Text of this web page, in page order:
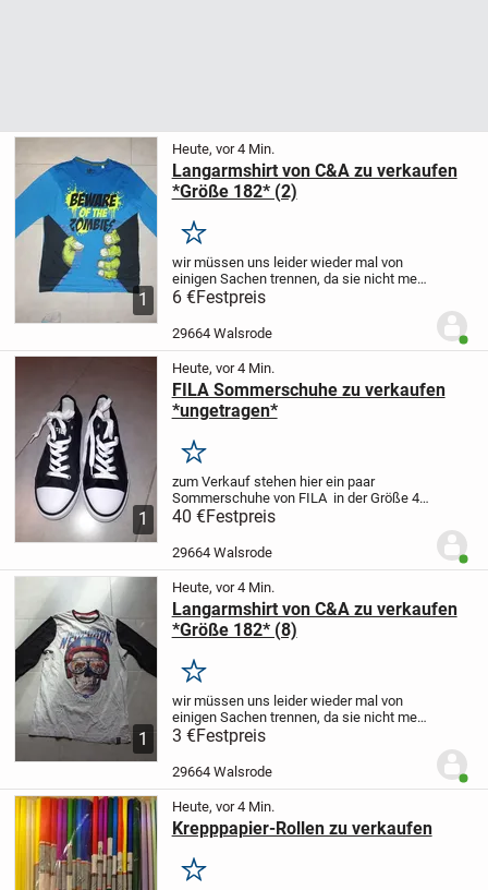
1
Heute, vor 4 Min.
Langarmshirt von C&A zu verkaufen
*Größe 182* (2)
Merken
wir müssen uns leider wieder mal von
einigen Sachen trennen, da sie nicht mehr
passen. Zum Verkauf steht hier ein
Langarmshirt von here&there /
DLOAD/TECHfür den jungen Mann.
Größe 182 ...
6 €Festpreis
29664 Walsrode
1
Heute, vor 4 Min.
FILA Sommerschuhe zu verkaufen
*ungetragen*
Merken
zum Verkauf stehen hier ein paar
Sommerschuhe von FILA in der Größe 40.
Die Schuhe sind ungetragen. Etikett ist
auch noch dran.
Versand! (AUSNAHMSLOS!)
40 €Festpreis
29664 Walsrode
1
Heute, vor 4 Min.
Langarmshirt von C&A zu verkaufen
*Größe 182* (8)
Merken
wir müssen uns leider wieder mal von
einigen Sachen trennen, da sie nicht mehr
passen. Zum Verkauf steht hier ein
Langarmshirt von "Homestate"
jungen Mann.Größe 182
3 €Festpreis
29664 Walsrode
Heute, vor 4 Min.
Krepppapier-Rollen zu verkaufen
Merken